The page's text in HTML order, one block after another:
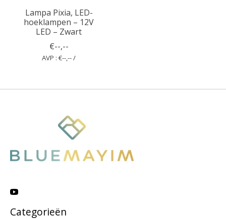
Lampa Pixia, LED-
hoeklampen – 12V
LED – Zwart
€--,--
AVP : €--,-- /
Categorieën